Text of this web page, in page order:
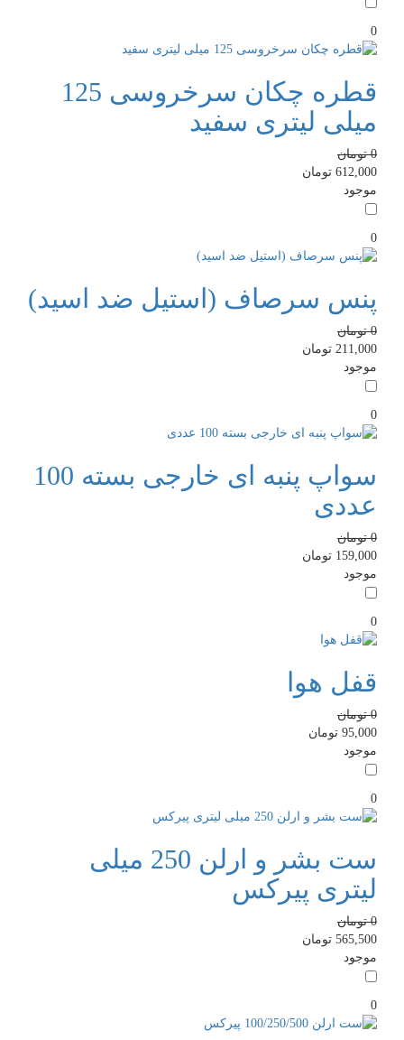
0
قطره چکان سرخروسی 125
میلی لیتری سفید
0 تومان
612,000 تومان
موجود
0
پنس سرصاف (استیل ضد اسید)
0 تومان
211,000 تومان
موجود
0
سواپ پنبه ای خارجی بسته 100
عددی
0 تومان
159,000 تومان
موجود
0
قفل هوا
0 تومان
95,000 تومان
موجود
0
ست بشر و ارلن 250 میلی
لیتری پیرکس
0 تومان
565,500 تومان
موجود
0